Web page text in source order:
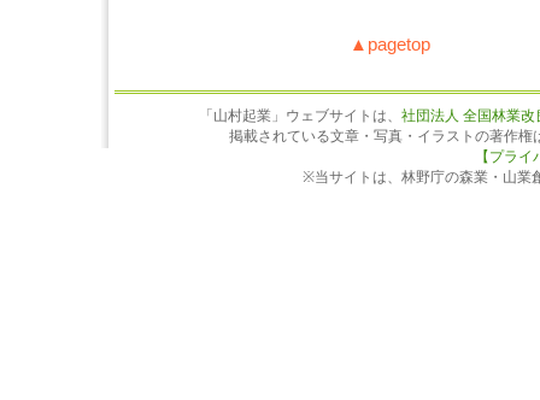
▲pagetop
「山村起業」ウェブサイトは、 社団法人 全国林業
掲載されている文章・写真・イラストの著作
【プラ
※当サイトは、林野庁の森業・山業